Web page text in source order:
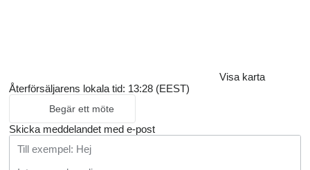
Visa karta
Återförsäljarens lokala tid: 13:28 (EEST)
Begär ett möte
Skicka meddelandet med e-post